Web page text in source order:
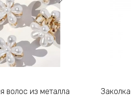
Заколка-краб для волос из металла